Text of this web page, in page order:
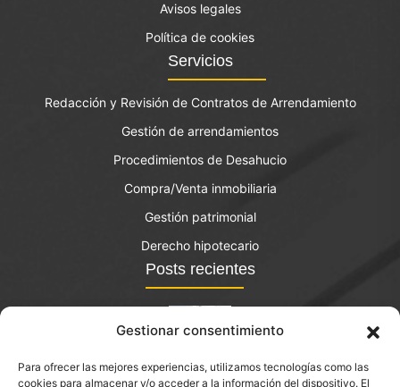
Gestionar consentimiento
Para ofrecer las mejores experiencias, utilizamos tecnologías como las
cookies para almacenar y/o acceder a la información del dispositivo. El
Avisos legales
Política de cookies
Servicios
Redacción y Revisión de Contratos de Arrendamiento
Gestión de arrendamientos
Procedimientos de Desahucio
Compra/Venta inmobiliaria
Gestión patrimonial
Derecho hipotecario
Posts recientes
El bono joven de vivienda: qué es y quién lo puede